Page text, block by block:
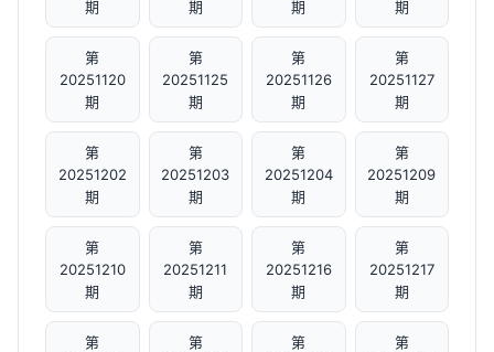
期
期
期
期
第
20251120
期
第
20251125
期
第
20251126
期
第
20251127
期
第
20251202
期
第
20251203
期
第
20251204
期
第
20251209
期
第
20251210
期
第
20251211
期
第
20251216
期
第
20251217
期
第
第
第
第